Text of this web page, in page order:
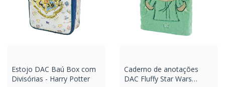
Estojo DAC Baú Box com
Divisórias - Harry Potter
Caderno de anotações
DAC Fluffy Star Wars